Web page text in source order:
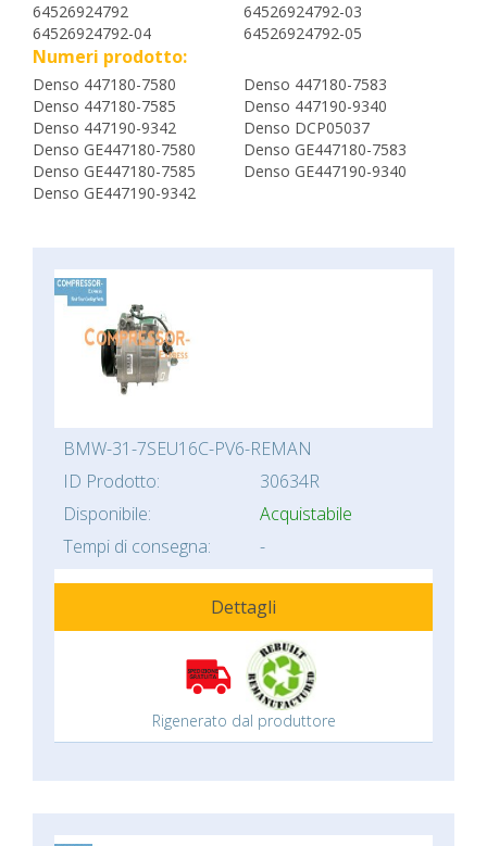
64526924792
64526924792-03
64526924792-04
64526924792-05
Numeri prodotto:
Denso 447180-7580
Denso 447180-7583
Denso 447180-7585
Denso 447190-9340
Denso 447190-9342
Denso DCP05037
Denso GE447180-7580
Denso GE447180-7583
Denso GE447180-7585
Denso GE447190-9340
Denso GE447190-9342
BMW-31-7SEU16C-PV6-REMAN
ID Prodotto:
30634R
Disponibile:
Acquistabile
Tempi di consegna:
-
Dettagli
Rigenerato dal produttore